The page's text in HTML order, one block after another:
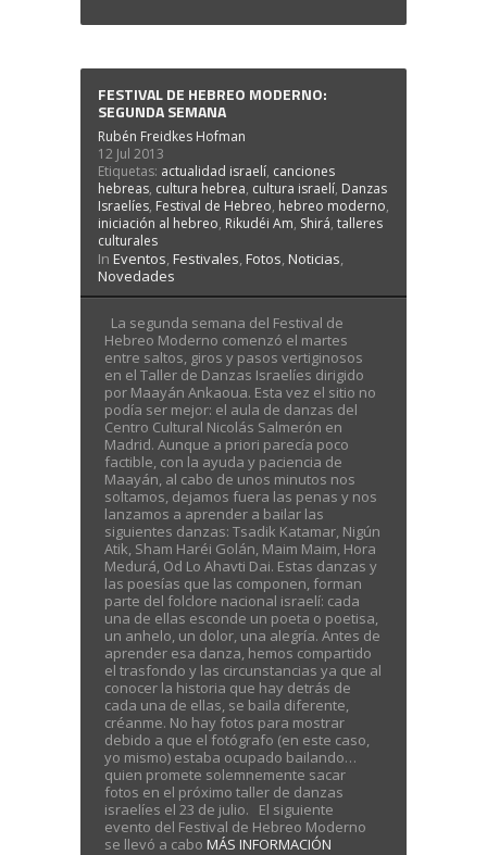
FESTIVAL DE HEBREO MODERNO:
SEGUNDA SEMANA
Rubén Freidkes Hofman
12 Jul 2013
Etiquetas: actualidad israelí, canciones
hebreas, cultura hebrea, cultura israelí, Danzas
Israelíes, Festival de Hebreo, hebreo moderno,
iniciación al hebreo, Rikudéi Am, Shirá, talleres
culturales
In Eventos,Festivales,Fotos,Noticias,
Novedades
La segunda semana del Festival de
Hebreo Moderno comenzó el martes
entre saltos, giros y pasos vertiginosos
en el Taller de Danzas Israelíes dirigido
por Maayán Ankaoua. Esta vez el sitio no
podía ser mejor: el aula de danzas del
Centro Cultural Nicolás Salmerón en
Madrid. Aunque a priori parecía poco
factible, con la ayuda y paciencia de
Maayán, al cabo de unos minutos nos
soltamos, dejamos fuera las penas y nos
lanzamos a aprender a bailar las
siguientes danzas: Tsadik Katamar, Nigún
Atik, Sham Haréi Golán, Maim Maim, Hora
Medurá, Od Lo Ahavti Dai. Estas danzas y
las poesías que las componen, forman
parte del folclore nacional israelí: cada
una de ellas esconde un poeta o poetisa,
un anhelo, un dolor, una alegría. Antes de
aprender esa danza, hemos compartido
el trasfondo y las circunstancias ya que al
conocer la historia que hay detrás de
cada una de ellas, se baila diferente,
créanme. No hay fotos para mostrar
debido a que el fotógrafo (en este caso,
yo mismo) estaba ocupado bailando…
quien promete solemnemente sacar
fotos en el próximo taller de danzas
israelíes el 23 de julio. El siguiente
evento del Festival de Hebreo Moderno
se llevó a cabo MÁS INFORMACIÓN